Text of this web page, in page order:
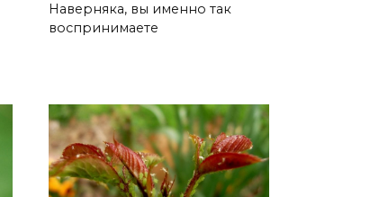
Наверняка, вы именно так
воспринимаете